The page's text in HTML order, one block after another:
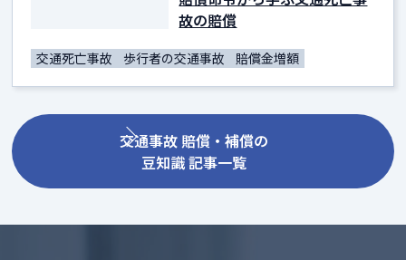
故の賠償
交通死亡事故 歩行者の交通事故 賠償金増額
交通事故 賠償・補償の
豆知識 記事一覧